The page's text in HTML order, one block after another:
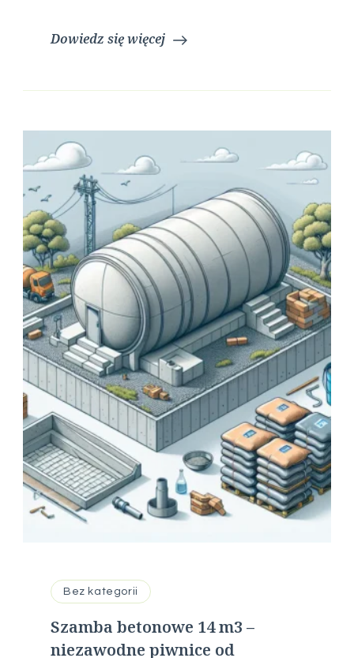
Dowiedz się więcej
Bez kategorii
Szamba betonowe 14 m3 –
niezawodne piwnice od